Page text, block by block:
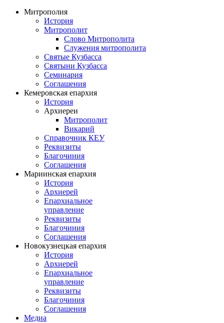
Митрополия
История
Митрополит
Слово Митрополита
Служения митрополита
Святые Кузбасса
Святыни Кузбасса
Семинария
Соглашения
Кемеровская епархия
История
Архиереи
Митрополит
Викарий
Справочник КЕУ
Реквизиты
Благочиния
Соглашения
Мариинская епархия
История
Архиерей
Епархиальное
управление
Реквизиты
Благочиния
Соглашения
Новокузнецкая епархия
История
Архиерей
Епархиальное
управление
Реквизиты
Благочиния
Соглашения
Медиа